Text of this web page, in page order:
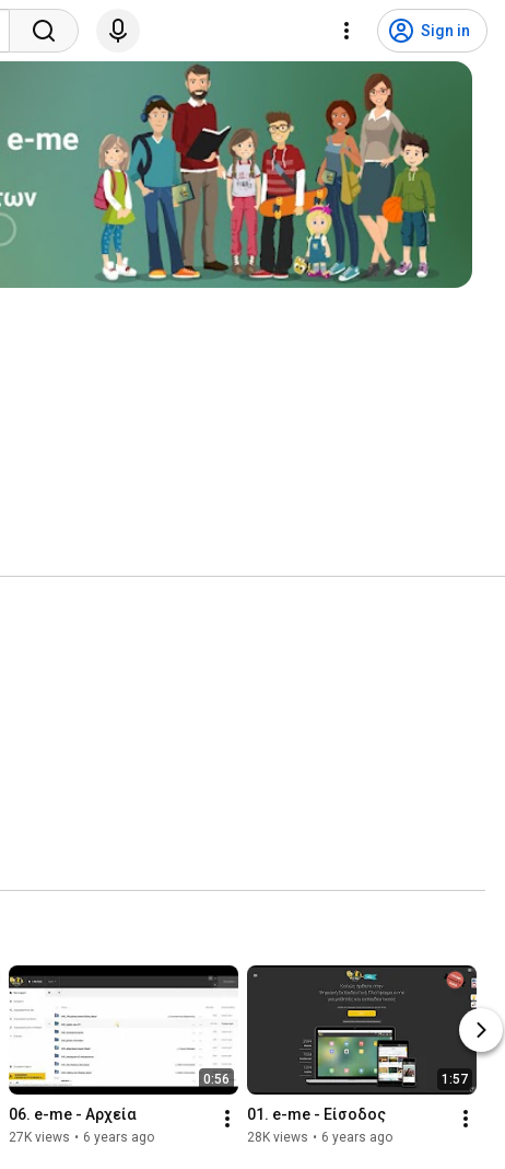
Sign in
0:56
06. e-me - Αρχεία
27K views • 6 years ago
1:57
01. e-me - Είσοδος
28K views • 6 years ago